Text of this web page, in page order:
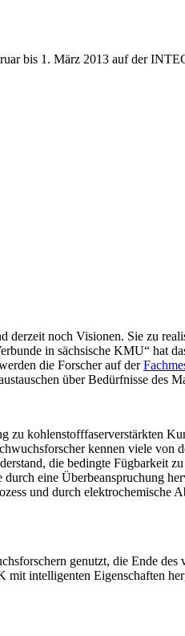
bis 1. März 2013 auf der
derzeit noch Visionen. Sie zu
in sächsische KMU“
die Forscher auf der
über Bedürfnisse des
kohlenstofffaserverstärkten
kennen viele von
die bedingte Fügbarkeit
eine Überbeanspruchung
und durch
genutzt, die Ende
intelligenten Eigenschaften